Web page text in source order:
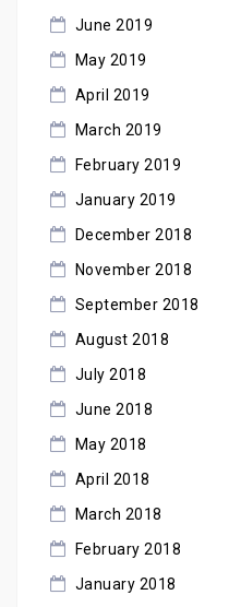
June 2019
May 2019
April 2019
March 2019
February 2019
January 2019
December 2018
November 2018
September 2018
August 2018
July 2018
June 2018
May 2018
April 2018
March 2018
February 2018
January 2018